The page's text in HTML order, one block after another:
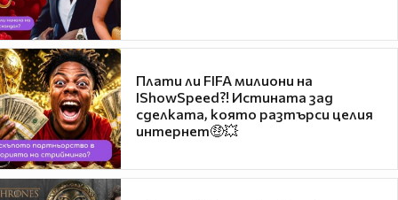
Плати ли FIFA милиони на
IShowSpeed?! Истината зад
сделката, която разтърси целия
интернет🤑💥